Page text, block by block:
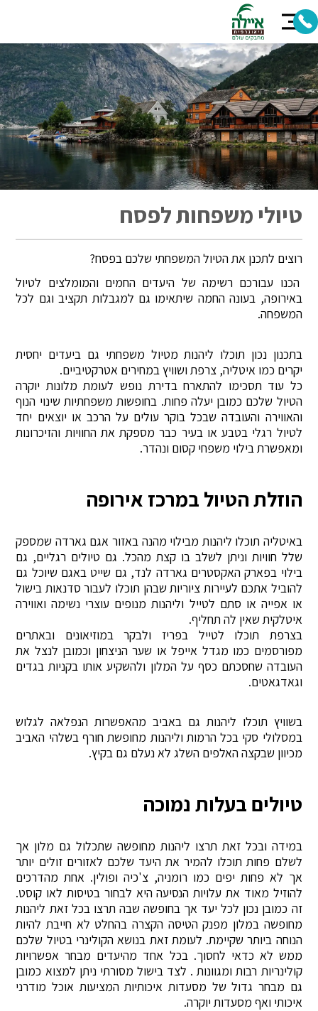
טיולי משפחות לפסח
רוצים לתכנן את הטיול המשפחתי שלכם בפסח?
הכנו עבורכם רשימה של היעדים החמים והמומלצים לטיול
באירופה, בעונה החמה שיתאימו גם למגבלות תקציב וגם לכל
המשפחה.
בתכנון נכון תוכלו ליהנות מטיול משפחתי גם ביעדים יחסית
יקרים כמו איטליה, צרפת ושוויץ במחירים אטרקטיביים.
כל עוד תסכימו להתארח בדירת נופש לעומת מלונות יוקרה
הטיול שלכם כמובן יעלה פחות. בחופשות משפחתיות שינוי הנוף
והאווירה והעובדה שבכל בוקר עולים על הרכב או יוצאים יחד
לטיול רגלי בטבע או בעיר כבר מספקת את החוויות והזיכרונות
ומאפשרת בילוי משפחי קסום ונהדר.
הוזלת הטיול במרכז אירופה
באיטליה תוכלו ליהנות מבילוי מהנה באזור אגם גארדה שמספק
שלל חוויות וניתן לשלב בו קצת מהכל. גם טיולים רגליים, גם
בילוי בפארק האקסטרים גארדה לנד, גם שייט באגם שיוכל גם
להוביל אתכם לעיירות ציוריות שבהן תוכלו לעבור סדנאות בישול
או אפייה או סתם לטייל וליהנות מנופים עוצרי נשימה ואווירה
איטלקית שאין לה תחליף.
בצרפת תוכלו לטייל בפריז ולבקר במוזיאונים ובאתרים
מפורסמים כמו מגדל אייפל או שער הניצחון וכמובן לנצל את
העובדה שחסכתם כסף על המלון ולהשקיע אותו בקניות בגדים
וגאדגאטים.
בשוויץ תוכלו ליהנות גם באביב מהאפשרות הנפלאה לגלוש
במסלולי סקי בכל הרמות וליהנות מחופשת חורף בשלהי האביב
מכיוון שבקצה האלפים השלג לא נעלם גם בקיץ.
טיולים בעלות נמוכה
במידה ובכל זאת תרצו ליהנות מחופשה שתכלול גם מלון אך
לשלם פחות תוכלו להמיר את היעד שלכם לאזורים זולים יותר
אך לא פחות יפים כמו רומניה, צ'כיה ופולין. אחת מהדרכים
להוזיל מאוד את עלויות הנסיעה היא לבחור בטיסות לאו קוסט.
זה כמובן נכון לכל יעד אך בחופשה שבה תרצו בכל זאת ליהנות
מחופשה במלון מפנק הטיסה הקצרה בהחלט לא חייבת להיות
הנוחה ביותר שקיימת. לעומת זאת בנושא הקולינרי בטיול שלכם
ממש לא כדאי לחסוך. בכל אחד מהיעדים מבחר אפשרויות
קולינריות רבות ומגוונות . לצד בישול מסורתי ניתן למצוא כמובן
גם מבחר גדול של מסעדות איכותיות המציעות אוכל מודרני
איכותי ואף מסעדות יוקרה.